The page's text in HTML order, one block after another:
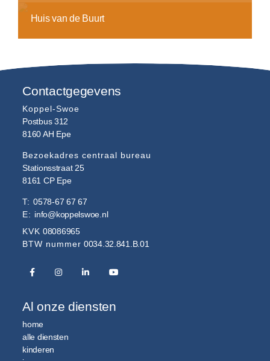
Huis van de Buurt
Contactgegevens
Koppel-Swoe
Postbus 312
8160 AH Epe
Bezoekadres centraal bureau
Stationsstraat 25
8161 CP Epe
T:0578-67 67 67
E: info@koppelswoe.nl
KVK 08086965
BTW nummer 0034.32.841.B.01
Al onze diensten
home
alle diensten
kinderen